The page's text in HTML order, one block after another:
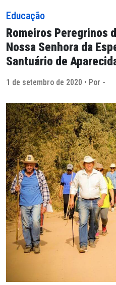
Educação
Romeiros Peregrinos
Nossa Senhora da
Santuário de
1 de setembro de 2020 • Por -